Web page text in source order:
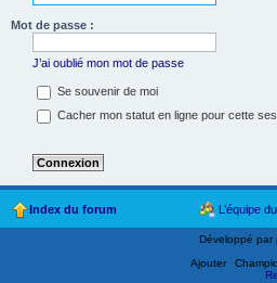
Mot de passe :
J’ai oublié mon mot de passe
Se souvenir de moi
Cacher mon statut en ligne pour cette
Index du forum L’équipe
Développé par
Ajouter